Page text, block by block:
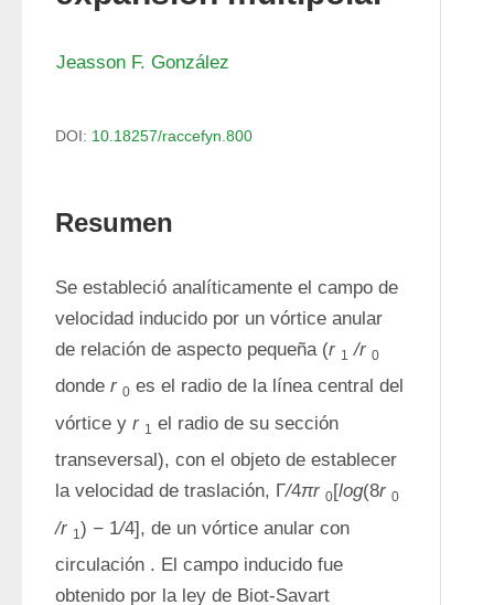
Jeasson F. González
DOI: 10.18257/raccefyn.800
Resumen
Se estableció analíticamente el campo de
velocidad inducido por un vórtice anular
de relación de aspecto pequeña (r 1 /r 0
donde r 0 es el radio de la línea central del
vórtice y r 1 el radio de su sección
transeversal), con el objeto de establecer
la velocidad de traslación, Г/4πr 0[log(8r 0
/r 1) − 1/4], de un vórtice anular con
circulación . El campo inducido fue
obtenido por la ley de Biot-Savart